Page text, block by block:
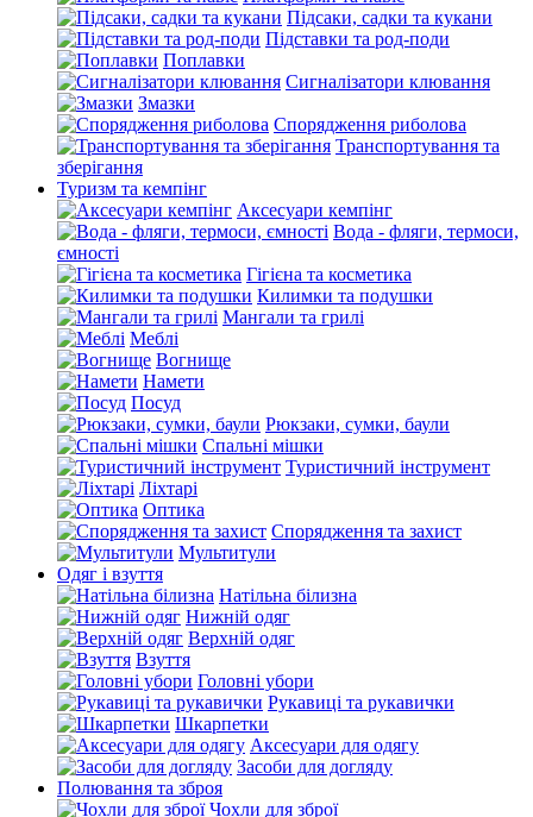
Підсаки, садки та кукани
Підставки та род-поди
Поплавки
Сигналізатори клювання
Змазки
Спорядження риболова
Транспортування та
зберігання
Туризм та кемпінг
Аксесуари кемпінг
Вода - фляги, термоси,
ємності
Гігієна та косметика
Килимки та подушки
Мангали та грилі
Меблі
Вогнище
Намети
Посуд
Рюкзаки, сумки, баули
Спальні мішки
Туристичний інструмент
Ліхтарі
Оптика
Спорядження та захист
Мультитули
Одяг і взуття
Натільна білизна
Нижній одяг
Верхній одяг
Взуття
Головні убори
Рукавиці та рукавички
Шкарпетки
Аксесуари для одягу
Засоби для догляду
Полювання та зброя
Чохли для зброї